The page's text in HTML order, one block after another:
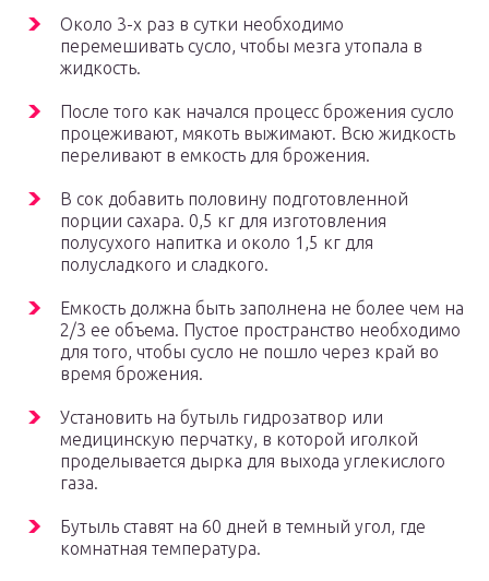
Около 3-х раз в сутки необходимо
перемешивать сусло, чтобы мезга утопала в
жидкость.
После того как начался процесс брожения сусло
процеживают, мякоть выжимают. Всю жидкость
переливают в емкость для брожения.
В сок добавить половину подготовленной
порции сахара. 0,5 кг для изготовления
полусухого напитка и около 1,5 кг для
полусладкого и сладкого.
Емкость должна быть заполнена не более чем на
2/3 ее объема. Пустое пространство необходимо
для того, чтобы сусло не пошло через край во
время брожения.
Установить на бутыль гидрозатвор или
медицинскую перчатку, в которой иголкой
проделывается дырка для выхода углекислого
газа.
Бутыль ставят на 60 дней в темный угол, где
комнатная температура.